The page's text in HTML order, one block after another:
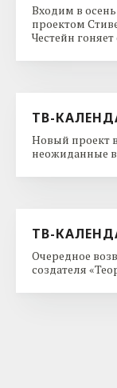
Входим в
проектом
Честейн
ТВ-
Новый проект
неожиданные
ТВ-
Очередное
создателя